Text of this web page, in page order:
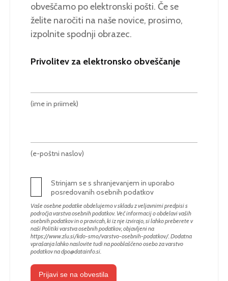
obveščamo po elektronski pošti. Če se
želite naročiti na naše novice, prosimo,
izpolnite spodnji obrazec.
Privolitev za elektronsko obveščanje
(ime in priimek)
(e-poštni naslov)
Strinjam se s shranjevanjem in uporabo
posredovanih osebnih podatkov
Vaše osebne podatke obdelujemo v skladu z veljavnimi predpisi s
področja varstva osebnih podatkov. Več informacij o obdelavi vaših
osebnih podatkov in o pravicah, ki iz nje izvirajo, si lahko preberete v
naši Politiki varstva osebnih podatkov, objavljeni na
https://www.zlu.si/kdo-smo/varstvo-osebnih-podatkov/. Dodatna
vprašanja lahko naslovite tudi na pooblaščeno osebo za varstvo
podatkov nadpo@datainfo.si
Prijavi se na obvestila